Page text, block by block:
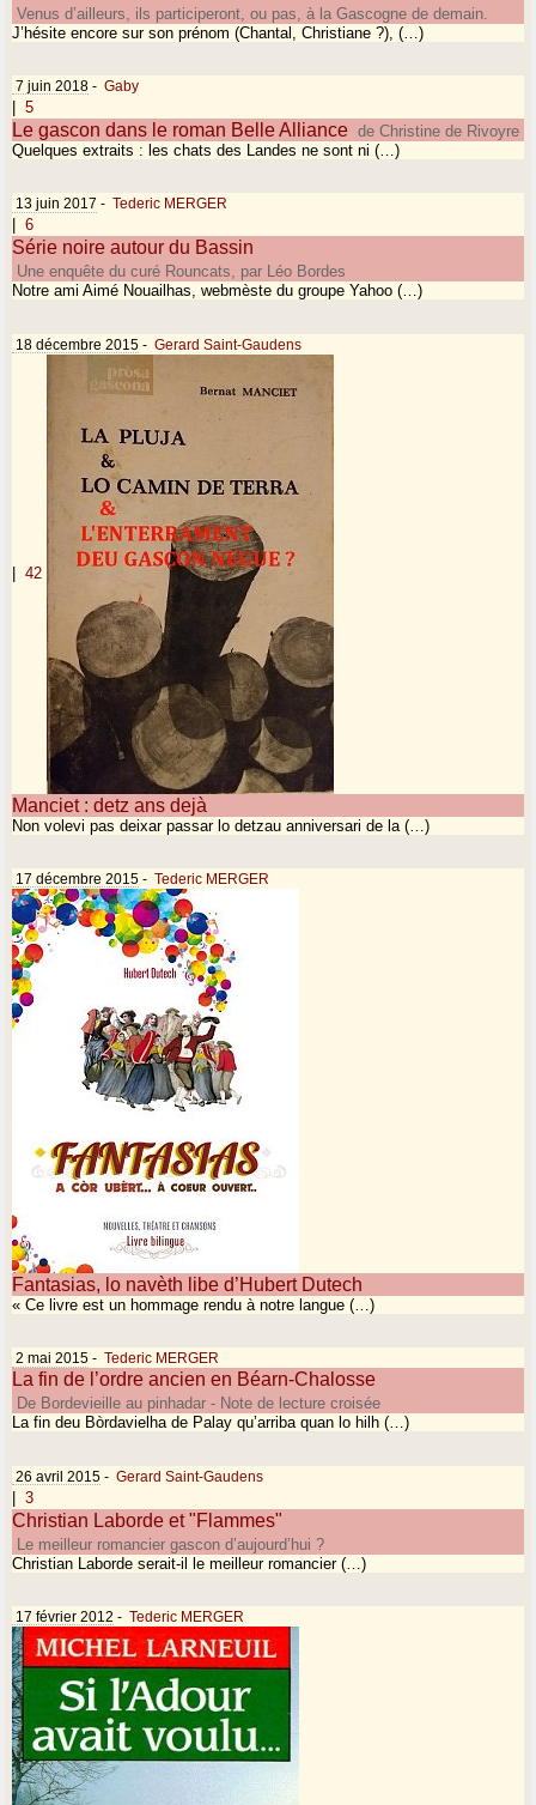
Venus d’ailleurs, ils participeront, ou pas, à la Gascogne de demain.
J’hésite encore sur son prénom (Chantal, Christiane ?), (…)
7 juin 2018 - Gaby
5
Le gascon dans le roman Belle Alliance de Christine de Rivoyre
Quelques extraits : les chats des Landes ne sont ni (…)
13 juin 2017 - Tederic MERGER
6
Série noire autour du Bassin
Une enquête du curé Rouncats, par Léo Bordes
Notre ami Aimé Nouailhas, webmèste du groupe Yahoo (…)
18 décembre 2015 - Gerard Saint-Gaudens
42
Manciet : detz ans dejà
Non volevi pas deixar passar lo detzau anniversari de la (…)
17 décembre 2015 - Tederic MERGER
Fantasias, lo navèth libe d’Hubert Dutech
« Ce livre est un hommage rendu à notre langue (…)
2 mai 2015 - Tederic MERGER
La fin de l’ordre ancien en Béarn-Chalosse
De Bordevieille au pinhadar - Note de lecture croisée
La fin deu Bòrdavielha de Palay qu’arriba quan lo hilh (…)
26 avril 2015 - Gerard Saint-Gaudens
| 3
Christian Laborde et "Flammes"
Le meilleur romancier gascon d’aujourd’hui ?
Christian Laborde serait-il le meilleur romancier (…)
17 février 2012 - Tederic MERGER